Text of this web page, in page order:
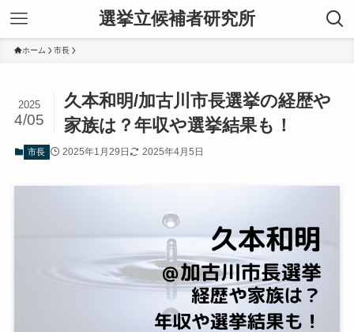
選挙立候補者研究所
ホーム 市長
久本和明/加古川市長選挙の経歴や
家族は？年収や選挙結果も！
2025
4/05
市長 2025年1月29日 2025年4月5日